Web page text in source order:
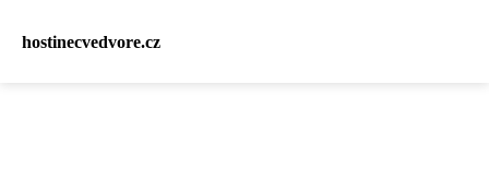
hostinecvedvore.cz